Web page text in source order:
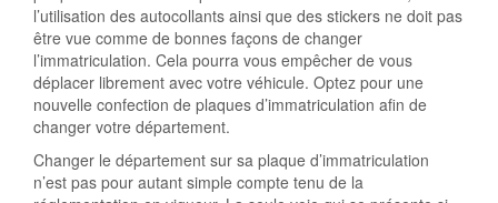
l’utilisation des autocollants ainsi que des stickers ne doit pas
être vue comme de bonnes façons de changer
l’immatriculation. Cela pourra vous empêcher de vous
déplacer librement avec votre véhicule. Optez pour une
nouvelle confection de plaques d’immatriculation afin de
changer votre département.
Changer le département sur sa plaque d’immatriculation
n’est pas pour autant simple compte tenu de la